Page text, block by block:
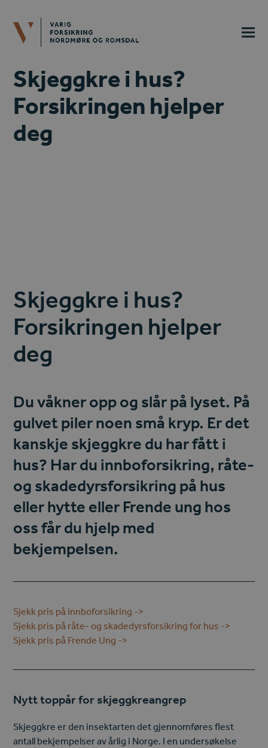
Skjeggkre i hus?
Forsikringen hjelper
deg
Skjeggkre i hus?
Forsikringen hjelper
deg
Du våkner opp og slår på lyset. På
gulvet piler noen små kryp. Er det
kanskje skjeggkre du har fått i
hus? Har du innboforsikring, råte-
og skadedyrsforsikring på hus
eller hytte eller Frende ung hos
oss får du hjelp med
bekjempelsen.
Sjekk pris på innboforsikring ->
Sjekk pris på råte- og skadedyrsforsikring for hus ->
Sjekk pris på Frende Ung ->
Nytt toppår for skjeggkreangrep
Skjeggkre er den insektarten det gjennomføres flest
antall bekjempelser av årlig i Norge. I en undersøkelse